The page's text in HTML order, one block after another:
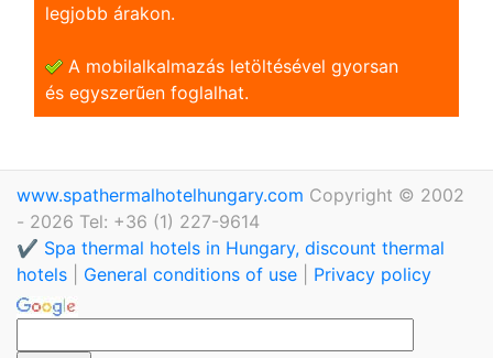
legjobb árakon.
A mobilalkalmazás letöltésével gyorsan
és egyszerũen foglalhat.
www.spathermalhotelhungary.com Copyright © 2002
- 2026 Tel: +36 (1) 227-9614
✔️ Spa thermal hotels in Hungary, discount thermal
hotels
General conditions of use Privacy policy